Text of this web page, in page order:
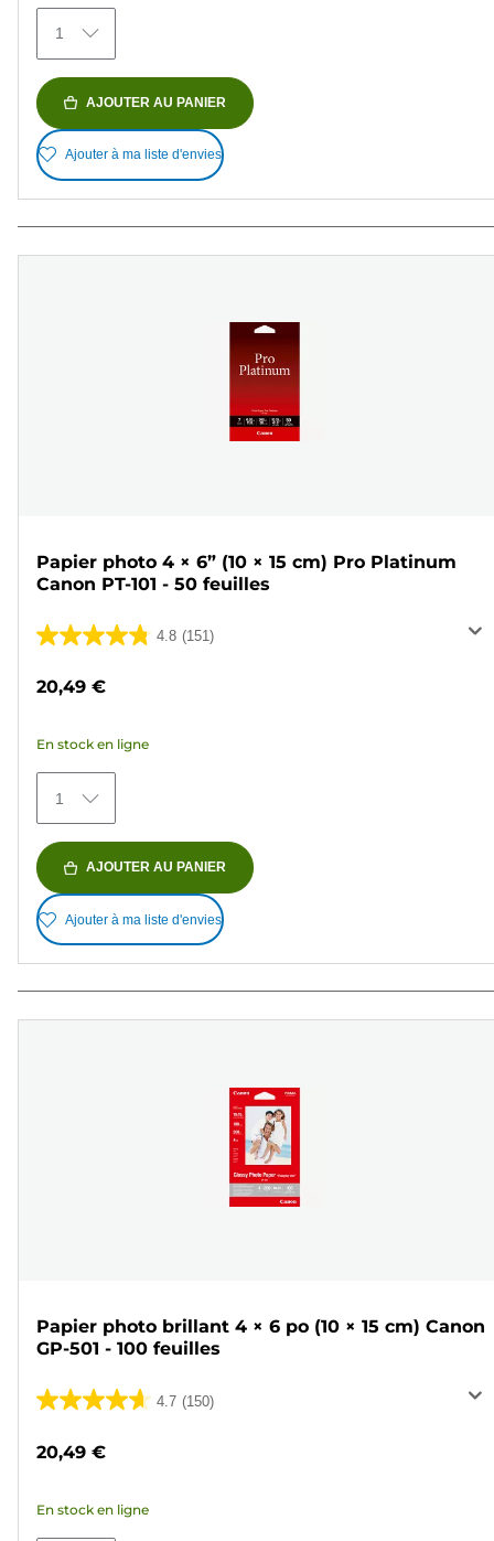
avis
1
AJOUTER AU PANIER
Ajouter à ma liste d'envies
Papier photo 4 × 6” (10 × 15 cm) Pro Platinum
Canon PT-101 - 50 feuilles
4.8 (151)
4.8
151
avis
20,49 €
En stock en ligne
1
AJOUTER AU PANIER
Ajouter à ma liste d'envies
Papier photo brillant 4 × 6 po (10 × 15 cm) Canon
GP-501 - 100 feuilles
4.7 (150)
4.7
5
150
20,49 €
En stock en ligne